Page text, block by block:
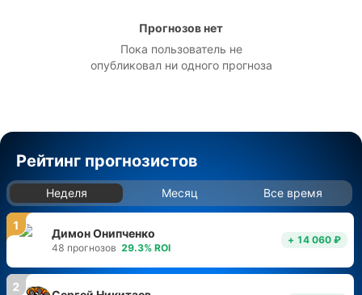
Прогнозов нет
Пока пользователь не
опубликовал ни одного прогноза
Рейтинг прогнозистов
Неделя Месяц Все время
1
Димон Онипченко
48 прогнозов 29.3% ROI
+ 14 060 ₽
2